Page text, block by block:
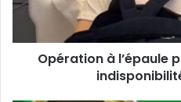
indisponibilité
confirmée
Opération à l’épaule